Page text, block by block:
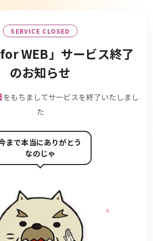
SERVICE CLOSED
WEB」 サービス終了
のお知らせ
をもちましてサービスを終了いたしまし
た
まで本当にありがとう
なのじゃ
✦